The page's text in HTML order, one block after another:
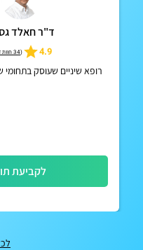
ד"ר חאלד
4.9
(34 חוות דעת
רופא שיניים שעוסק
לקביעת